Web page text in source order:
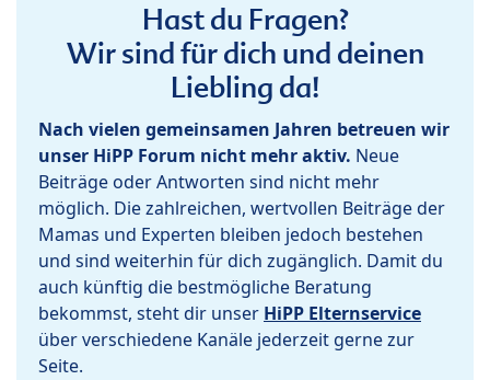
Hast du Fragen?
Wir sind für dich und deinen
Liebling da!
Nach vielen gemeinsamen Jahren betreuen wir
unser HiPP Forum nicht mehr aktiv. Neue
Beiträge oder Antworten sind nicht mehr
möglich. Die zahlreichen, wertvollen Beiträge der
Mamas und Experten bleiben jedoch bestehen
und sind weiterhin für dich zugänglich. Damit du
auch künftig die bestmögliche Beratung
bekommst, steht dir unser HiPP Elternservice
über verschiedene Kanäle jederzeit gerne zur
Seite.